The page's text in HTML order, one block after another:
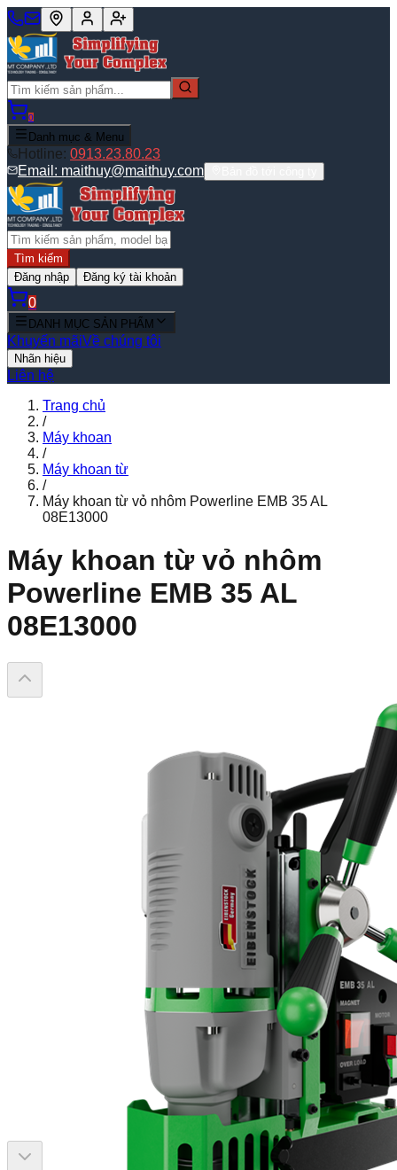
0
Danh mục & Menu
Hotline: 0913.23.80.23
Email: maithuy@maithuy.com
Tìm kiếm
Đăng nhập
Đăng ký tài khoản
0
DANH MỤC SẢN PHẨM
Khuyến mãiVề chúng tôi
Nhãn hiệu
Liên hệ
Trang chủ
/
Máy khoan
/
Máy khoan từ
/
Máy khoan từ vỏ nhôm Powerline EMB 35 AL
08E13000
Máy khoan từ vỏ nhôm
Powerline EMB 35 AL
08E13000